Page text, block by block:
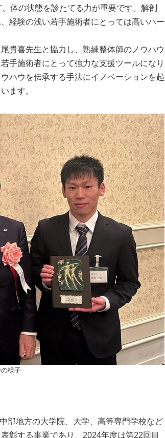
体の状態を診たてる力が重要です。解剖
経験の浅い若手施術者にとっては高いハー
貴喜先生と協力し、熟練整体師のノウハウ
手施術者にとって強力な支援ツールになり
ハウを伝承する手法にイノベーションを起
ます。
様子
部地方の大学院、大学、高等専門学校など
彰する事業であり、2024年度は第22回目